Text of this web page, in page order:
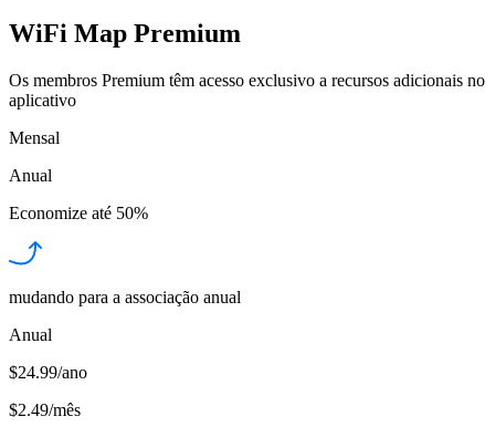
WiFi Map Premium
Os membros Premium têm acesso exclusivo a recursos adicionais no
aplicativo
Mensal
Anual
Economize até 50%
mudando para a associação anual
Anual
$24.99/ano
$2.49/mês